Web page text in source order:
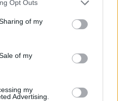
Opt Outs
of my
of my
my
Advertising.
výběhu s ostatními členy stáda.
v roce 1973. O třináct let
evropského kopytníka